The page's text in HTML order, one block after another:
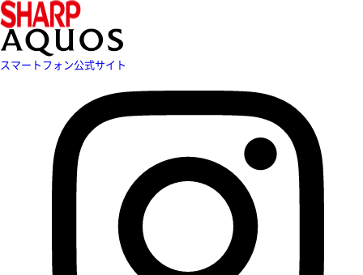
スマートフォン公式サイト